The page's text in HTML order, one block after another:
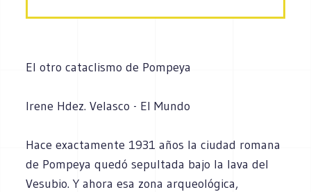
El otro cataclismo de Pompeya
Irene Hdez. Velasco - El Mundo
Hace exactamente 1931 años la ciudad romana
de Pompeya quedó sepultada bajo la lava del
Vesubio. Y ahora esa zona arqueológica,